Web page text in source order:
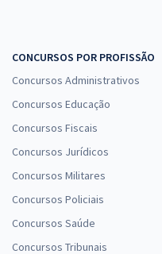
CONCURSOS POR PROFISSÃO
Concursos Administrativos
Concursos Educação
Concursos Fiscais
Concursos Jurídicos
Concursos Militares
Concursos Policiais
Concursos Saúde
Concursos Tribunais